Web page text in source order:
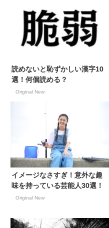
読めないと恥ずかしい漢字10
選！何個読める？
Original New
イメージなさすぎ！意外な趣
味を持っている芸能人30選！
Original New